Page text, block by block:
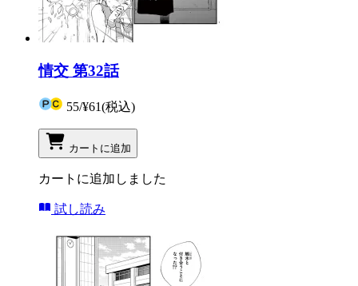
情交 第32話
55/¥61(税込)
カートに追加
カートに追加しました
試し読み